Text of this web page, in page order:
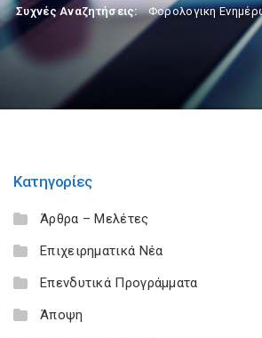
Συχνές Αναζητήσεις: Φορολογικη
Κατηγορίες
Άρθρα – Μελέτες
Επιχειρηματικά Νέα
Επενδυτικά Προγράμματα
Άποψη